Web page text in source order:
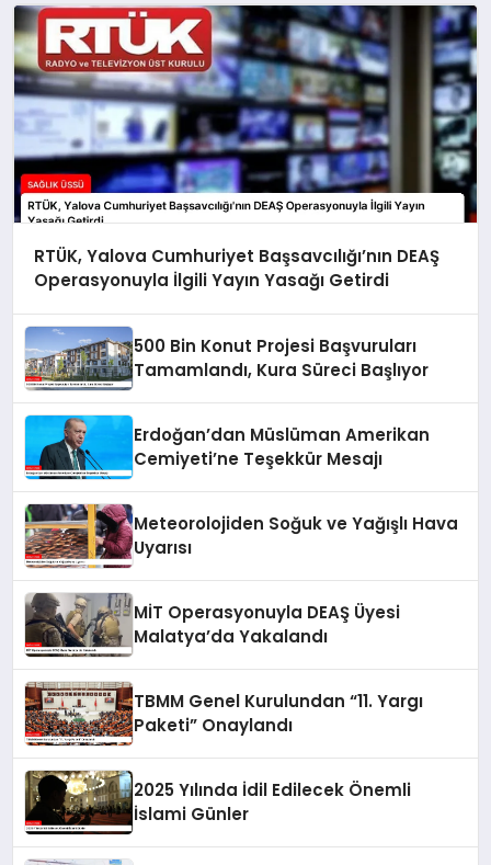
RTÜK, Yalova Cumhuriyet Başsavcılığı’nın DEAŞ
Operasyonuyla İlgili Yayın Yasağı Getirdi
500 Bin Konut Projesi Başvuruları
Tamamlandı, Kura Süreci Başlıyor
Erdoğan’dan Müslüman Amerikan
Cemiyeti’ne Teşekkür Mesajı
Meteorolojiden Soğuk ve Yağışlı Hava
Uyarısı
MİT Operasyonuyla DEAŞ Üyesi
Malatya’da Yakalandı
TBMM Genel Kurulundan “11. Yargı
Paketi” Onaylandı
2025 Yılında İdil Edilecek Önemli
İslami Günler